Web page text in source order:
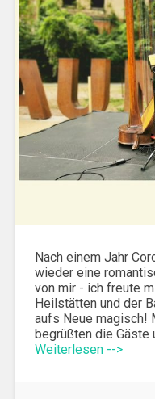
Nach einem Jahr
wieder eine
von mir - ich freute
Heilstätten und der
aufs Neue magisch!
begrüßten die Gäste
Weiterlesen -->